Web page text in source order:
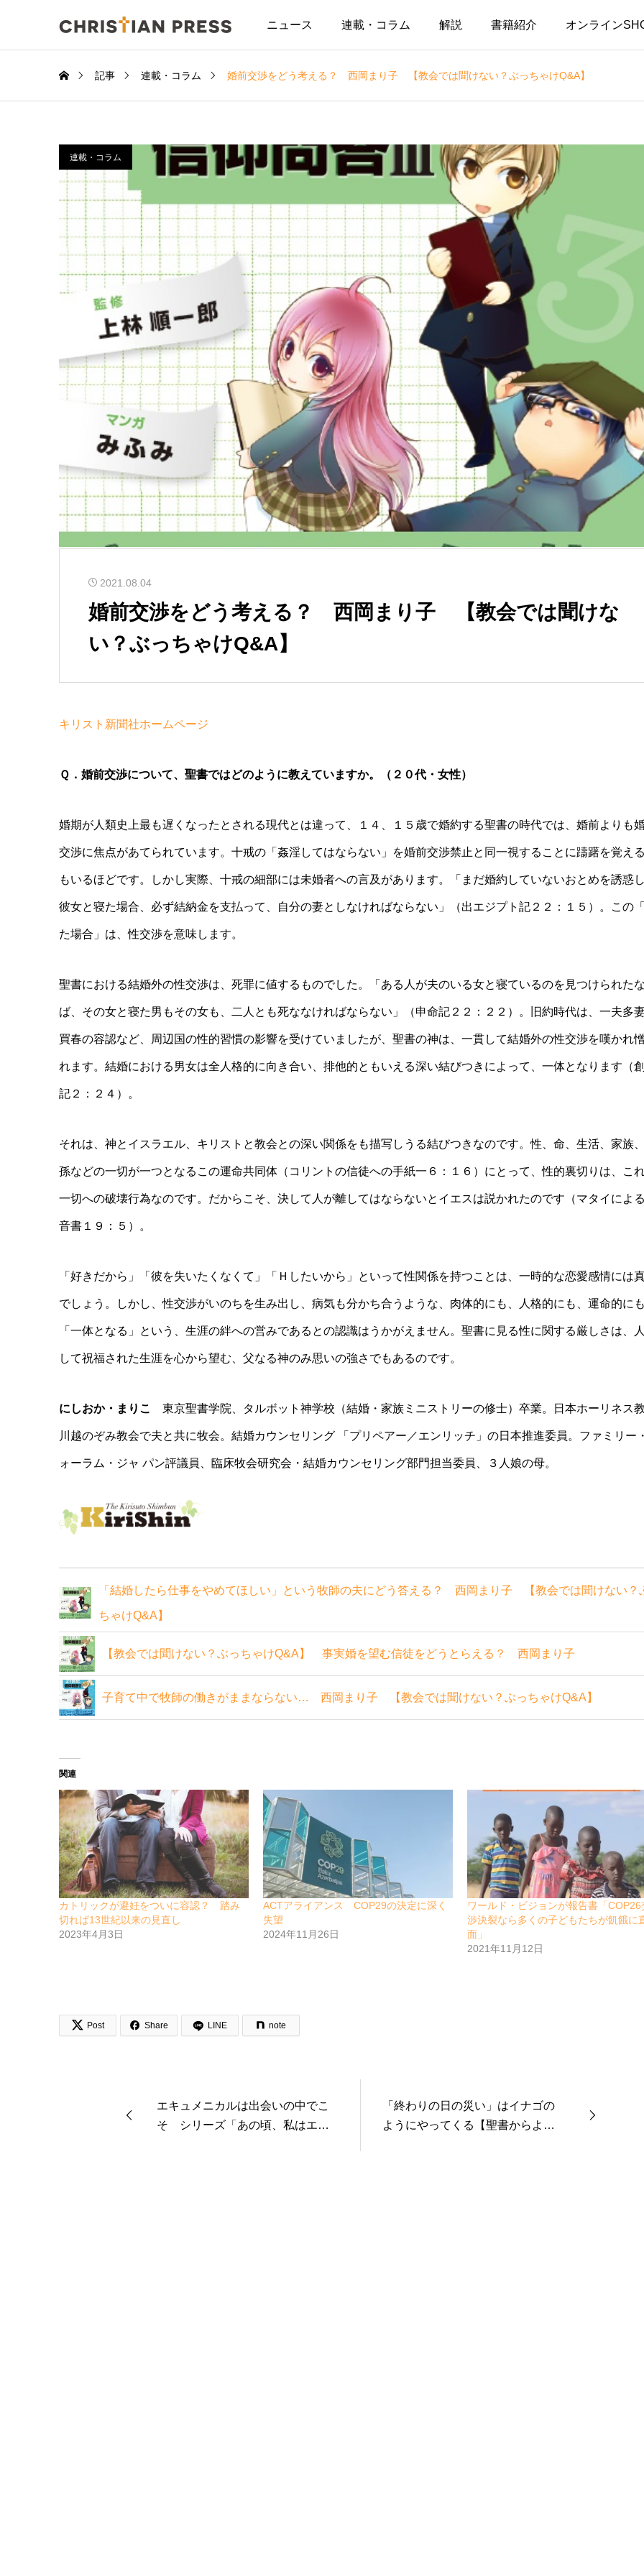
ニュース 連載・コラム 解説 書籍紹介 オンライン
記事 連載・コラム 婚前交渉をどう考える？ 西岡まり子 【教会では聞けない？ぶっちゃけQ&A】
連載・コラム
2021.08.04
婚前交渉をどう考える？ 西岡まり子 【教会では聞けな
い？ぶっちゃけQ&A】
キリスト新聞社ホームページ
Ｑ．婚前交渉について、聖書ではどのように教えていますか。（２０代・女性）
婚期が人類史上最も遅くなったとされる現代とは違って、１４、１５歳で婚約する聖書の時代では、婚前よりも
交渉に焦点があてられています。十戒の「姦淫してはならない」を婚前交渉禁止と同一視することに躊躇を覚え
もいるほどです。しかし実際、十戒の細部には未婚者への言及があります。「まだ婚約していないおとめを誘惑
彼女と寝た場合、必ず結納金を支払って、自分の妻としなければならない」（出エジプト記２２：１５）。この
た場合」は、性交渉を意味します。
聖書における結婚外の性交渉は、死罪に値するものでした。「ある人が夫のいる女と寝ているのを見つけられた
ば、その女と寝た男もその女も、二人とも死ななければならない」（申命記２２：２２）。旧約時代は、一夫多
買春の容認など、周辺国の性的習慣の影響を受けていましたが、聖書の神は、一貫して結婚外の性交渉を嘆かれ
れます。結婚における男女は全人格的に向き合い、排他的ともいえる深い結びつきによって、一体となります（
記２：２４）。
それは、神とイスラエル、キリストと教会との深い関係をも描写しうる結びつきなのです。性、命、生活、家族
孫などの一切が一つとなるこの運命共同体（コリントの信徒への手紙一６：１６）にとって、性的裏切りは、こ
一切への破壊行為なのです。だからこそ、決して人が離してはならないとイエスは説かれたのです（マタイによ
音書１９：５）。
「好きだから」「彼を失いたくなくて」「Ｈしたいから」といって性関係を持つことは、一時的な恋愛感情には
でしょう。しかし、性交渉がいのちを生み出し、病気も分かち合うような、肉体的にも、人格的にも、運命的に
「一体となる」という、生涯の絆への営みであるとの認識はうかがえません。聖書に見る性に関する厳しさは、
して祝福された生涯を心から望む、父なる神のみ思いの強さでもあるのです。
にしおか・まりこ 東京聖書学院、タルボット神学校（結婚・家族ミニストリーの修士）卒業。日本ホーリネス
川越のぞみ教会で夫と共に牧会。結婚カウンセリング 「プリペアー／エンリッチ」の日本推進委員。ファミリー
ォーラム・ジャ パン評議員、臨床牧会研究会・結婚カウンセリング部門担当委員、３人娘の母。
「結婚したら仕事をやめてほしい」という牧師の夫にどう答える？ 西岡まり子 【教会では聞けない？
ちゃけQ&A】
【教会では聞けない？ぶっちゃけQ&A】 事実婚を望む信徒をどうとらえる？ 西岡まり子
子育て中で牧師の働きがままならない… 西岡まり子 【教会では聞けない？ぶっちゃけQ&A】
関連
カトリックが避妊をついに容認？ 踏み
切れば13世紀以来の見直し
2023年4月3日
ACTアライアンス COP29の決定に深く
失望
2024年11月26日
ワールド・ビジョンが報告書「COP26
渉決裂なら多くの子どもたちが飢餓に
面」
2021年11月12日
 Post  Share LINE note
エキュメニカルは出会いの中でこ
そ シリーズ「あの頃、私はエキ
「終わりの日の災い」はイナゴの
ようにやってくる【聖書からよも